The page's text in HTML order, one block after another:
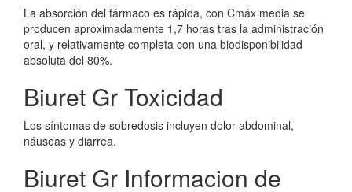
La absorción del fármaco es rápida, con Cmáx media se
producen aproximadamente 1,7 horas tras la administración
oral, y relativamente completa con una biodisponibilidad
absoluta del 80%.
Biuret Gr Toxicidad
Los síntomas de sobredosis incluyen dolor abdominal,
náuseas y diarrea.
Biuret Gr Informacion de